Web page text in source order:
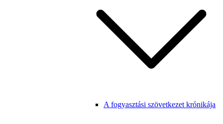
A fogyasztási szövetkezet krónikája